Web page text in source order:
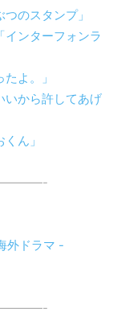
のスタンプ」
インターフォンラ
よ。」
いから許してあげ
ん」
外ドラマ -